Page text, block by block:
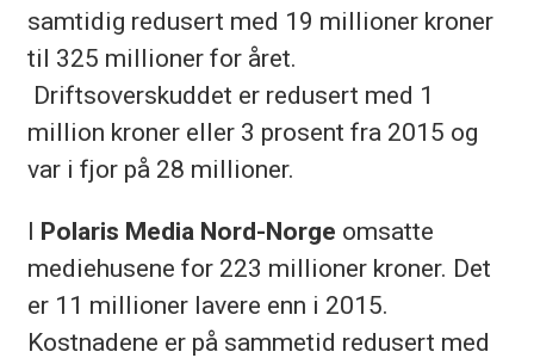
samtidig redusert med 19 millioner kroner
til 325 millioner for året.
Driftsoverskuddet er redusert med 1
million kroner eller 3 prosent fra 2015 og
var i fjor på 28 millioner.
I Polaris Media Nord-Norge omsatte
mediehusene for 223 millioner kroner. Det
er 11 millioner lavere enn i 2015.
Kostnadene er på sammetid redusert med